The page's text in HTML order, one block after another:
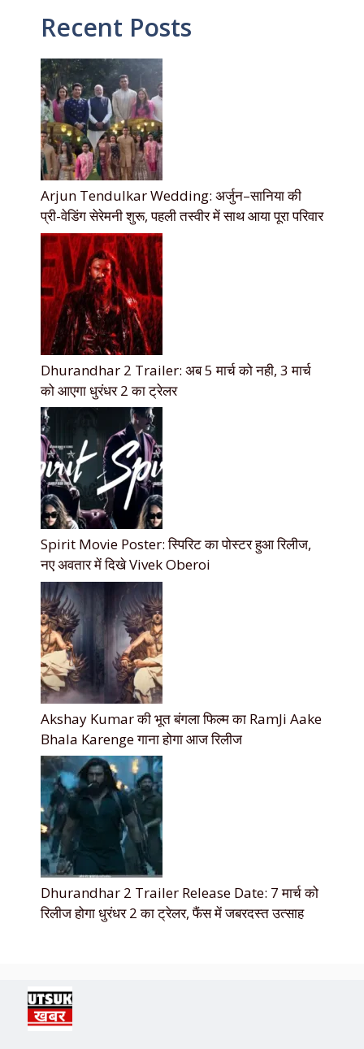
Recent Posts
Arjun Tendulkar Wedding: अर्जुन–सानिया की
प्री-वेडिंग सेरेमनी शुरू, पहली तस्वीर में साथ आया पूरा परिवार
Dhurandhar 2 Trailer: अब 5 मार्च को नही, 3 मार्च
को आएगा धुरंधर 2 का ट्रेलर
Spirit Movie Poster: स्पिरिट का पोस्टर हुआ रिलीज,
नए अवतार में दिखे Vivek Oberoi
Akshay Kumar की भूत बंगला फिल्म का RamJi Aake
Bhala Karenge गाना होगा आज रिलीज
Dhurandhar 2 Trailer Release Date: 7 मार्च को
रिलीज होगा धुरंधर 2 का ट्रेलर, फैंस में जबरदस्त उत्साह